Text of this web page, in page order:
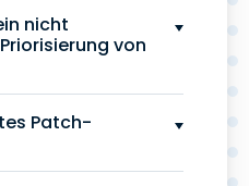
nicht
von
Patch-